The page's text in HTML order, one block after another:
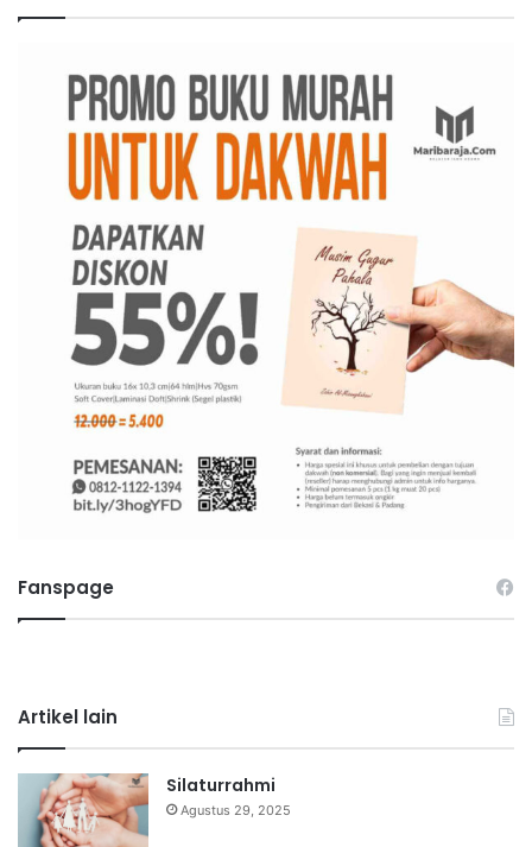
Fanspage
Artikel lain
Silaturrahmi
Agustus 29, 2025